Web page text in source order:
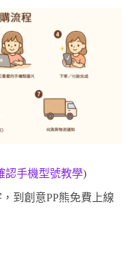
認手機型號教學)
到創意PP熊免費上線